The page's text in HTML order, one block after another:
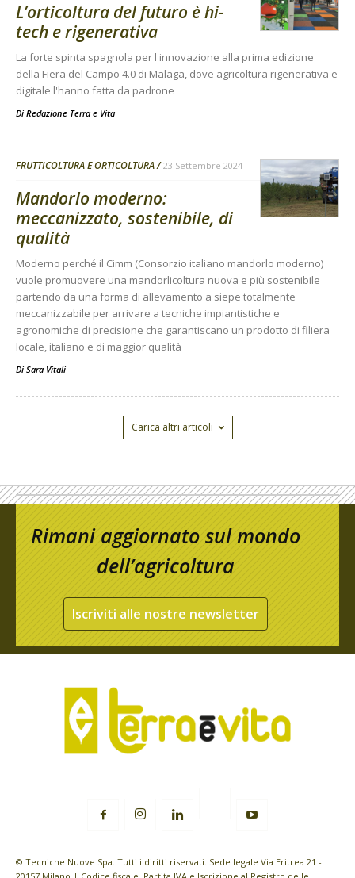
L’orticoltura del futuro è hi-
tech e rigenerativa
La forte spinta spagnola per l'innovazione alla prima edizione
della Fiera del Campo 4.0 di Malaga, dove agricoltura rigenerativa e
digitale l'hanno fatta da padrone
Di Redazione Terra e Vita
FRUTTICOLTURA E ORTICOLTURA 23 Settembre 2024
Mandorlo moderno:
meccanizzato, sostenibile, di
qualità
Moderno perché il Cimm (Consorzio italiano mandorlo moderno)
vuole promuovere una mandorlicoltura nuova e più sostenibile
partendo da una forma di allevamento a siepe totalmente
meccanizzabile per arrivare a tecniche impiantistiche e
agronomiche di precisione che garantiscano un prodotto di filiera
locale, italiano e di maggior qualità
Di Sara Vitali
Carica altri articoli
Rimani aggiornato sul mondo
dell’agricoltura
Iscriviti alle nostre newsletter
© Tecniche Nuove Spa. Tutti i diritti riservati. Sede legale Via Eritrea 21 -